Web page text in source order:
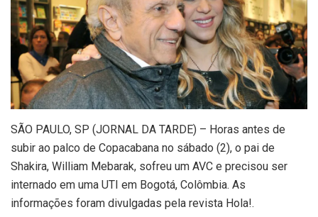
SÃO PAULO, SP (JORNAL DA TARDE) – Horas antes de
subir ao palco de Copacabana no sábado (2), o pai de
Shakira, William Mebarak, sofreu um AVC e precisou ser
internado em uma UTI em Bogotá, Colômbia. As
informações foram divulgadas pela revista Hola!.